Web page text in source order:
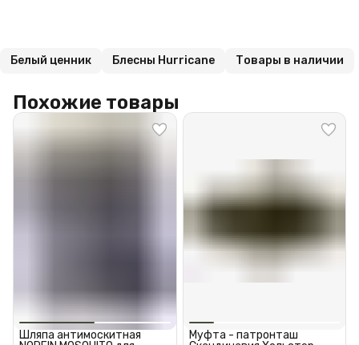
Белый ценник Блесны Hurricane Товары в наличии
Похожие товары
Шляпа антимоскитная
Муфта - патронташ